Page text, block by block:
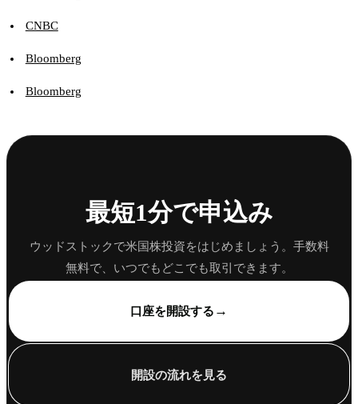
CNBC
Bloomberg
Bloomberg
最短1分で申込み
ウッドストックで米国株投資をはじめましょう。手数料
無料で、いつでもどこでも取引できます。
口座を開設する →
開設の流れを見る